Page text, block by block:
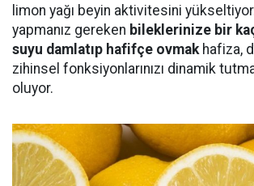
limon yağı beyin aktivitesini
yapmanız gereken bileklerinize bir
suyu damlatıp hafifçe ovmakhafiza,
zihinsel fonksiyonlarınızı dinamik
oluyor.